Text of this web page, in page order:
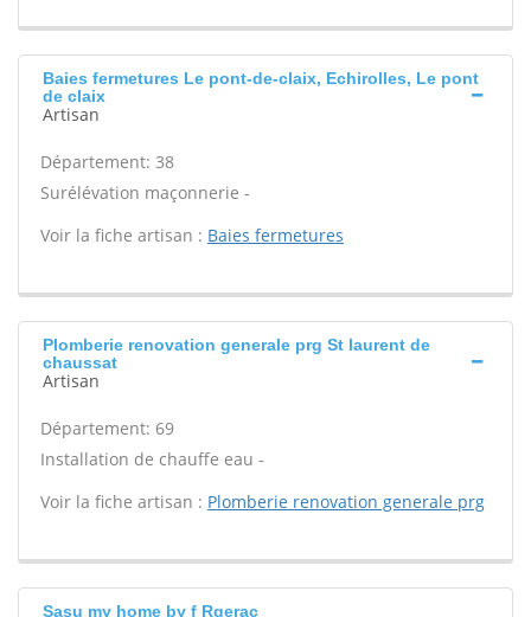
Baies fermetures Le pont-de-claix, Echirolles, Le pont
de claix
Artisan
Département: 38
Surélévation maçonnerie -
Voir la fiche artisan : Baies fermetures
Plomberie renovation generale prg St laurent de
chaussat
Artisan
Département: 69
Installation de chauffe eau -
Voir la fiche artisan : Plomberie renovation generale prg
Sasu my home by f Rgerac